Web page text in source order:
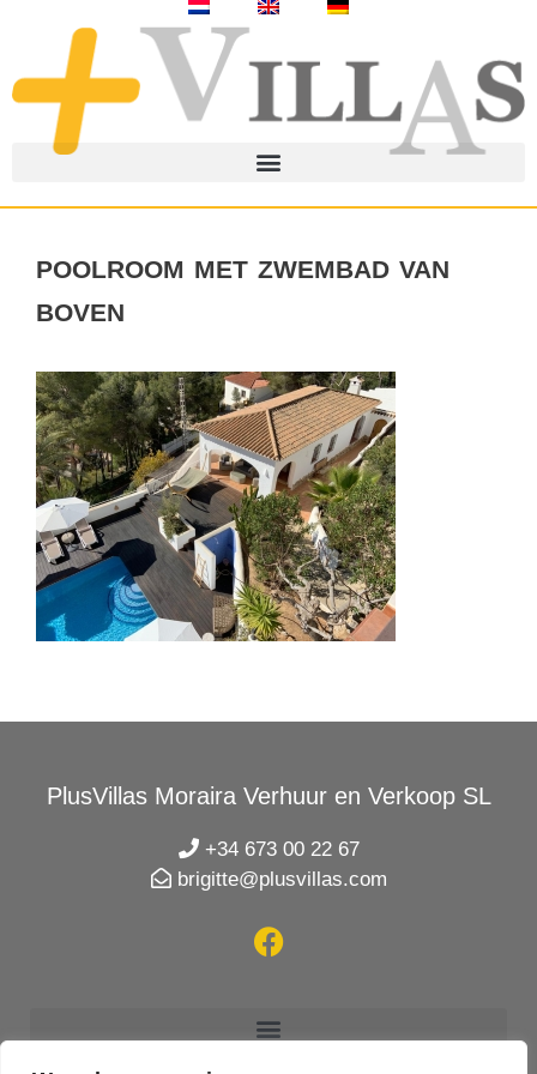
poolroom met zwembad van
boven
PlusVillas Moraira Verhuur en Verkoop SL
+34 673 00 22 67
brigitte@plusvillas.com